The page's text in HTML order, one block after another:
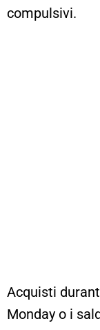
compulsivi.
Acquisti
Monday o i